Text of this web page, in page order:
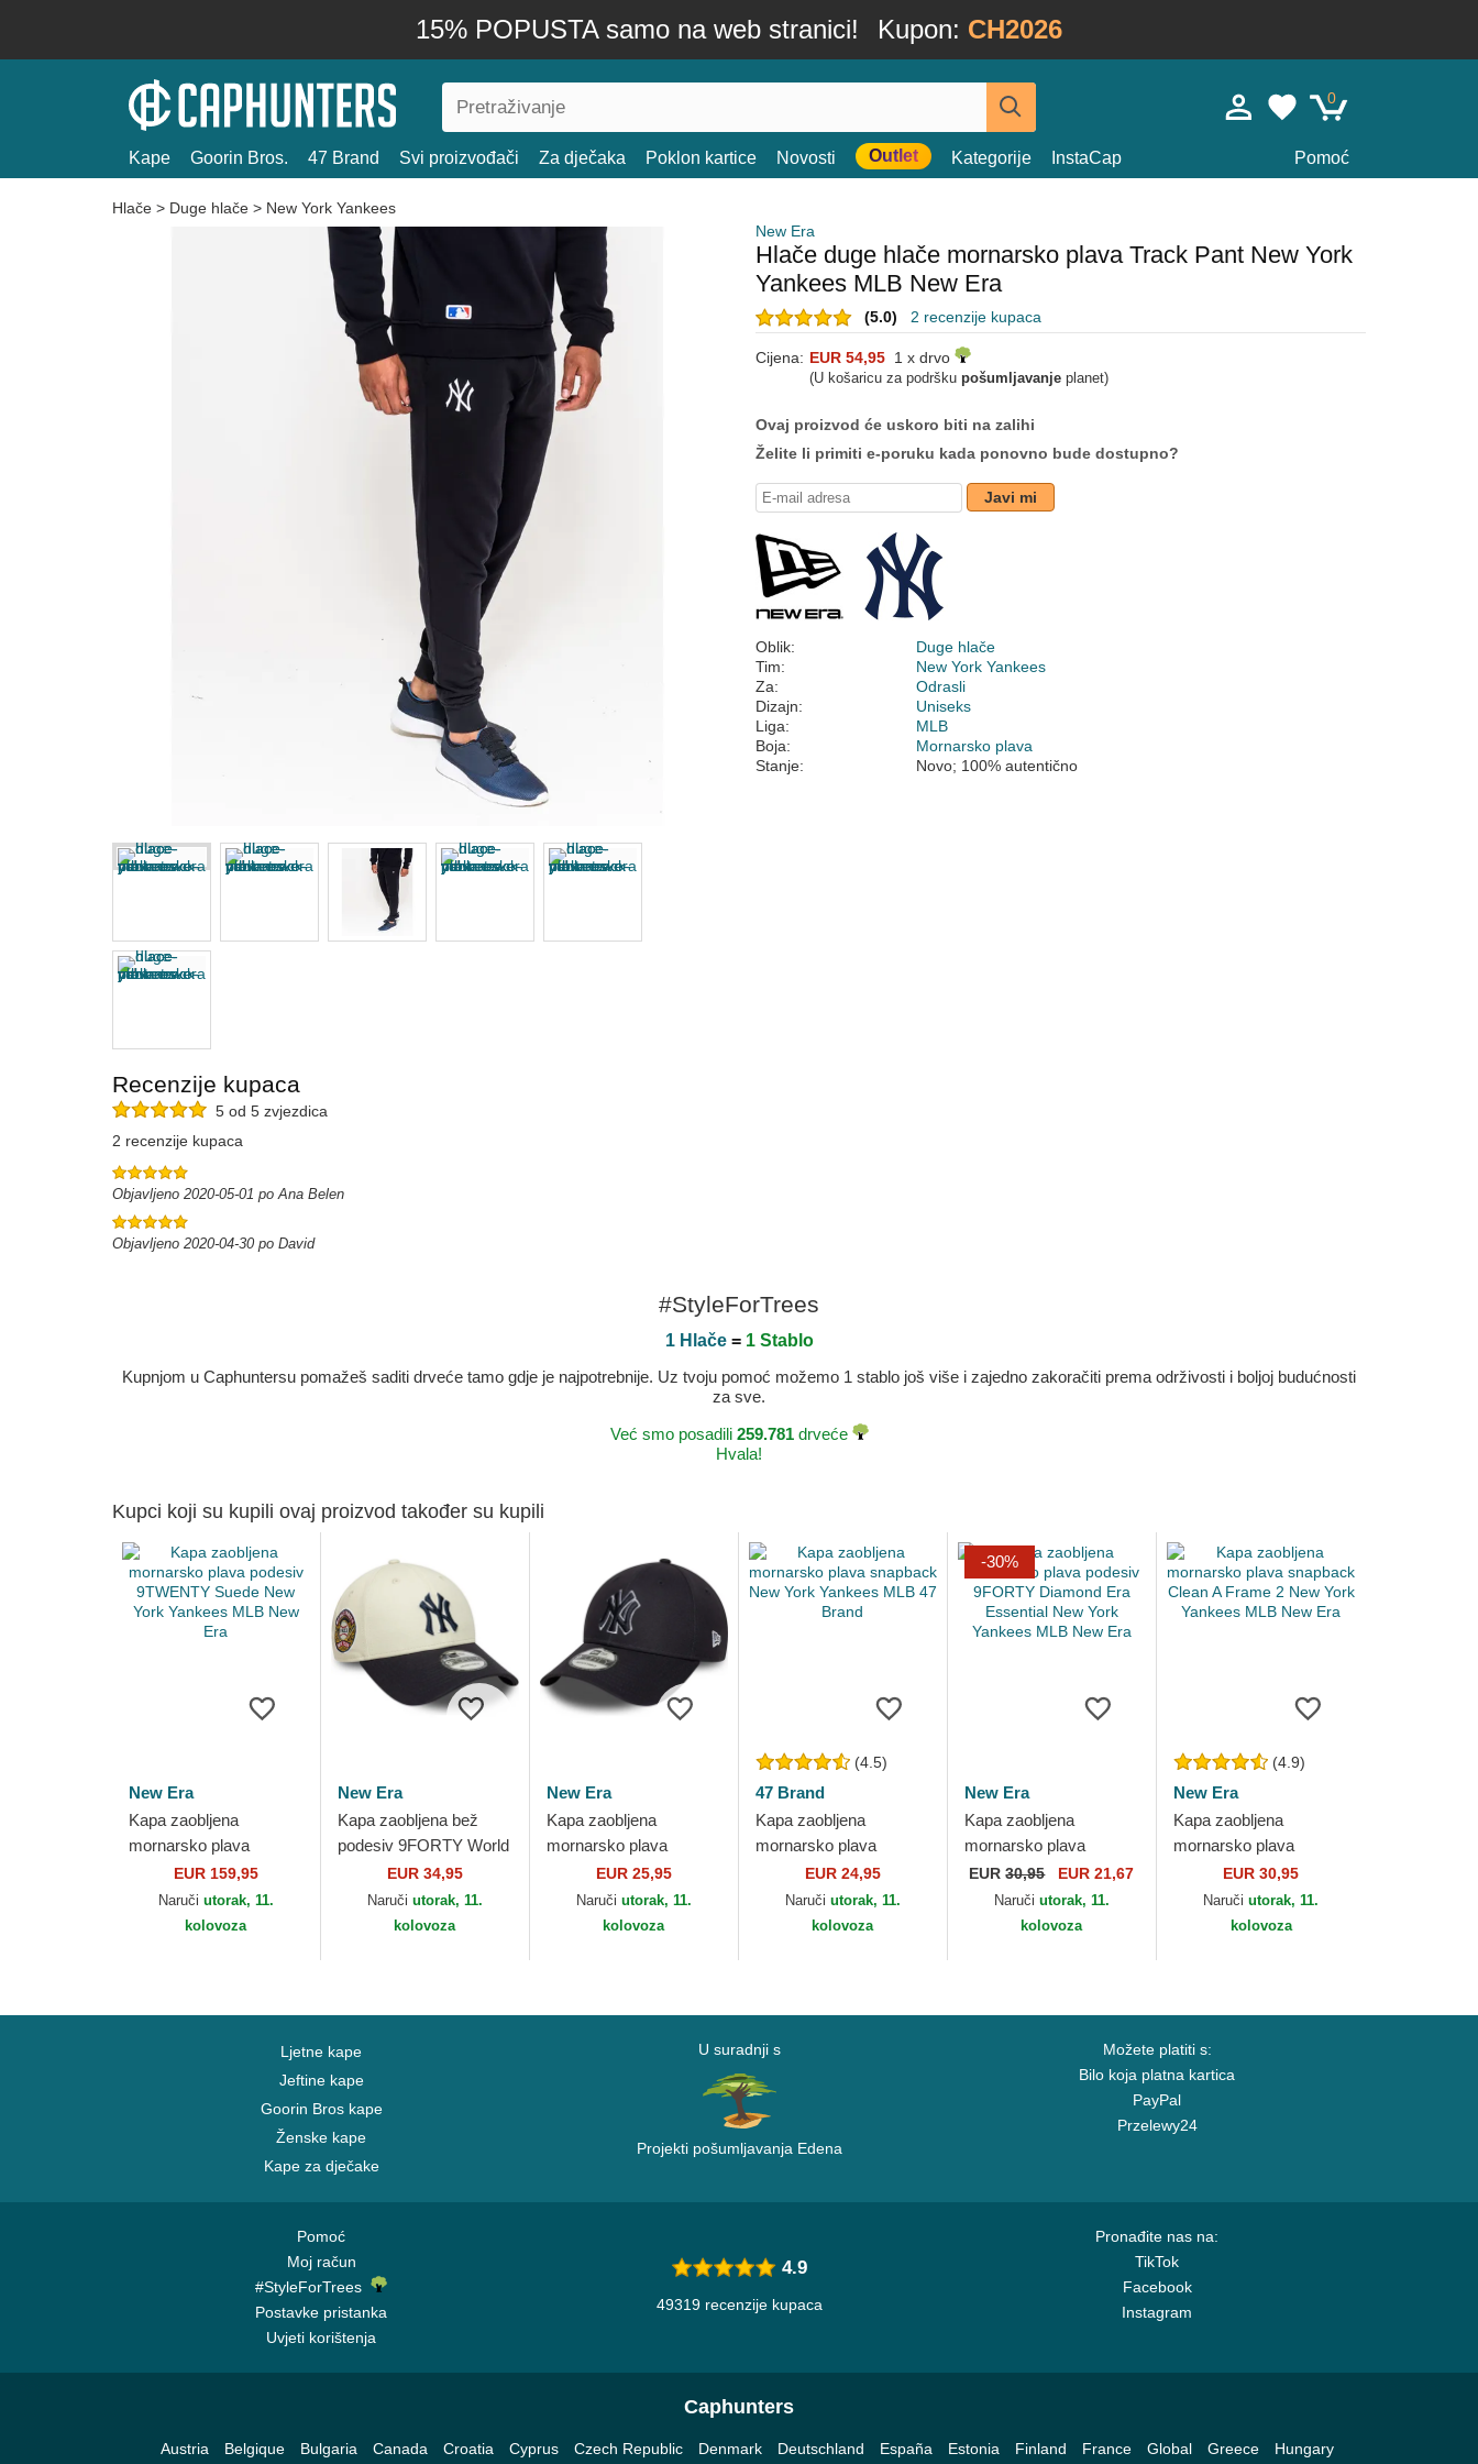
15% POPUSTA samo na web stranici! Kupon: CH2026
0
Kape Goorin Bros. 47 Brand Svi proizvođači Za dječaka Poklon kartice Novosti Outlet Kategorije InstaCap Pomoć
Hlače > Duge hlače > New York Yankees
New Era
Hlače duge hlače mornarsko plava Track Pant New York
Yankees MLB New Era
(5.0) 2 recenzije kupaca
Cijena: EUR 54,95 1 x drvo
(U košaricu za podršku pošumljavanje planet)
Ovaj proizvod će uskoro biti na zalihi
Želite li primiti e-poruku kada ponovno bude dostupno?
Javi mi
Oblik:
Duge hlače
Tim:
New York Yankees
Za:
Odrasli
Dizajn:
Uniseks
Liga:
MLB
Boja:
Mornarsko plava
Stanje:
Novo; 100% autentično
Recenzije kupaca
5 od 5 zvjezdica
2 recenzije kupaca
Objavljeno 2020-05-01 po Ana Belen
Objavljeno 2020-04-30 po David
#StyleForTrees
1 Hlače= 1 Stablo
Kupnjom u Caphuntersu pomažeš saditi drveće tamo gdje je najpotrebnije. Uz tvoju pomoć možemo 1 stablo još više i zajedno zakoračiti prema održivosti i boljoj budućnosti
za sve.
Već smo posadili 259.781drveće
Hvala!
Kupci koji su kupili ovaj proizvod također su kupili
New Era
Kapa zaobljena
mornarsko plava
podesiv 9TWENTY
Suede New York
Yankees MLB New Era
EUR 159,95
Naruči utorak, 11.
kolovoza
New Era
Kapa zaobljena bež
podesiv 9FORTY World
Series New York
Yankees MLB New Era
EUR 34,95
Naruči utorak, 11.
kolovoza
New Era
Kapa zaobljena
mornarsko plava
podesiv 9FORTY
Outline New York
Yankees MLB New Era
EUR 25,95
Naruči utorak, 11.
kolovoza
(4.5)
47 Brand
Kapa zaobljena
mornarsko plava
snapback New York
Yankees MLB 47 Brand
EUR 24,95
Naruči utorak, 11.
kolovoza
-30%
New Era
Kapa zaobljena
mornarsko plava
podesiv 9FORTY
Diamond Era Essential
New York Yankees
EUR30,95 EUR 21,67
Naruči utorak, 11.
kolovoza
(4.9)
New Era
Kapa zaobljena
mornarsko plava
snapback Clean A
Frame 2 New York
Yankees MLB New Era
EUR 30,95
Naručiutorak, 11.
kolovoza
Ljetne kape
Jeftine kape
Goorin Bros kape
Ženske kape
Kape za dječake
U suradnji s
Projekti pošumljavanja Edena
Možete platiti s:
Bilo koja platna kartica
PayPal
Przelewy24
Pomoć
Moj račun
#StyleForTrees
Postavke pristanka
Uvjeti korištenja
Pronađite nas na:
TikTok
Facebook
Instagram
4.9
49319 recenzije kupaca
Caphunters
Austria Belgique Bulgaria Canada Croatia Cyprus Czech Republic Denmark Deutschland España Estonia Finland France Global Greece Hungary